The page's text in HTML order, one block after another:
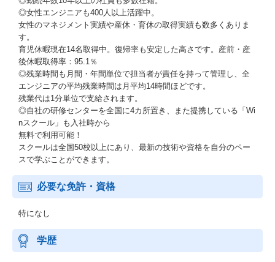
◎女性エンジニアも400人以上活躍中。
女性のマネジメント実績や産休・育休の取得実績も数多くありま
す。
育児休暇現在14名取得中。復帰率も安定した高さです。産前・産
後休暇取得率：95.1％
◎残業時間も月間・年間単位で担当者が責任を持って管理し、全
エンジニアの平均残業時間は月平均14時間ほどです。
残業代は1分単位で支給されます。
◎自社の研修センターを全国に4カ所置き、また提携している「Wi
nスクール」も入社時から
無料で利用可能！
スクールは全国50校以上にあり、最新の技術や資格を自分のペー
スで学ぶことができます。
必要な免許・資格
特になし
学歴